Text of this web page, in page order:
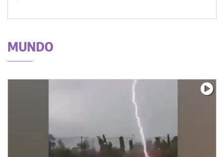
MUNDO